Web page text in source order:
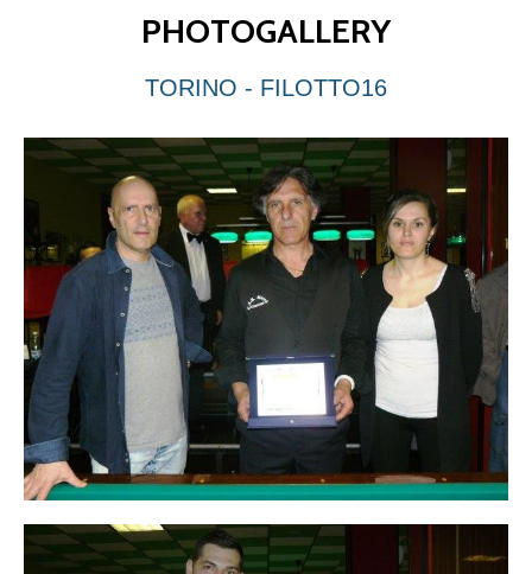
PHOTOGALLERY
TORINO - FILOTTO16